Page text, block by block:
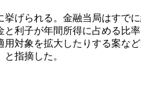
げられる。金融当局はす
利子が年間所得に占める比
対象を拡大したりする案
指摘した。